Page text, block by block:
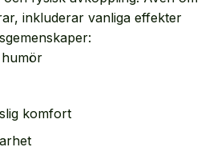
inkluderar vanliga effekter
komfort